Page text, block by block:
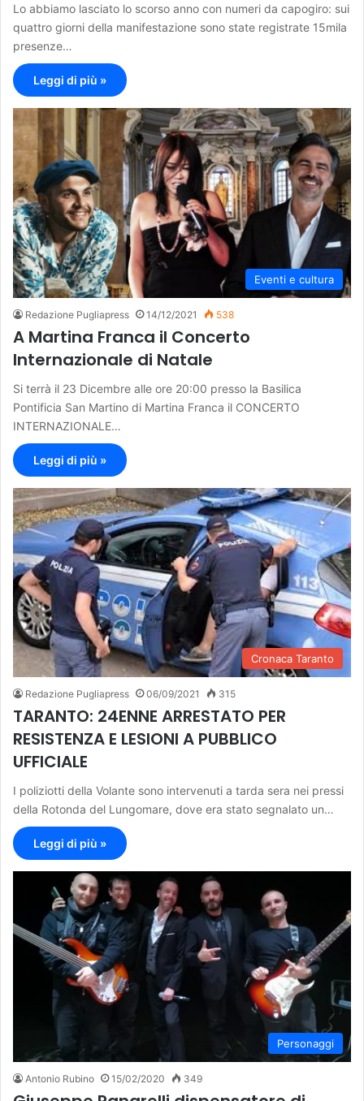
Lo abbiamo lasciato lo scorso anno con numeri da capogiro: sui
quattro giorni della manifestazione sono state registrate 15mila
presenze…
Leggi di più »
Eventi e cultura
Redazione Pugliapress 14/12/2021 538
A Martina Franca il Concerto
Internazionale di Natale
Si terrà il 23 Dicembre alle ore 20:00 presso la Basilica
Pontificia San Martino di Martina Franca il CONCERTO
INTERNAZIONALE…
Leggi di più »
Cronaca Taranto
Redazione Pugliapress 06/09/2021 315
TARANTO: 24ENNE ARRESTATO PER
RESISTENZA E LESIONI A PUBBLICO
UFFICIALE
I poliziotti della Volante sono intervenuti a tarda sera nei pressi
della Rotonda del Lungomare, dove era stato segnalato un…
Leggi di più »
Personaggi
Antonio Rubino 15/02/2020 349